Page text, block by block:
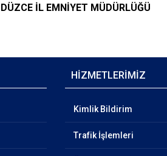
DÜZCE İL EMNİYET MÜDÜRLÜĞÜ
HİZMETLERİMİZ
Kimlik Bildirim
Trafik İşlemleri